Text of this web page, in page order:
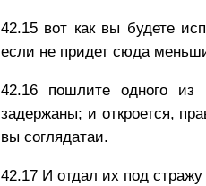
42.15 вот как вы будете
если не придет сюда
42.16 пошлите одного
задержаны; и откроется,
вы соглядатаи.
42.17 И отдал их под